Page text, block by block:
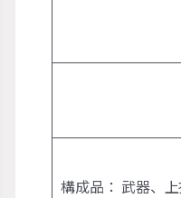
構成品： 武器、